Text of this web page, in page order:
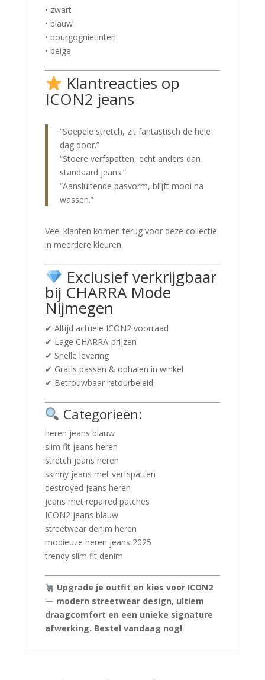
• zwart
• blauw
• bourgognietinten
• beige
Klantreacties op
ICON2 jeans
“Soepele stretch, zit fantastisch de hele
dag door.”
“Stoere verfspatten, echt anders dan
standaard jeans.”
“Aansluitende pasvorm, blijft mooi na
wassen.”
Veel klanten komen terug voor deze collectie
in meerdere kleuren.
Exclusief verkrijgbaar
bij CHARRA Mode
Nijmegen
✔ Altijd actuele ICON2 voorraad
✔ Lage CHARRA-prijzen
✔ Snelle levering
✔ Gratis passen & ophalen in winkel
✔ Betrouwbaar retourbeleid
Categorieën:
heren jeans blauw
slim fit jeans heren
stretch jeans heren
skinny jeans met verfspatten
destroyed jeans heren
jeans met repaired patches
ICON2 jeans blauw
streetwear denim heren
modieuze heren jeans 2025
trendy slim fit denim
Upgrade je outfit en kies voor ICON2
— modern streetwear design, ultiem
draagcomfort en een unieke signature
afwerking. Bestel vandaag nog!